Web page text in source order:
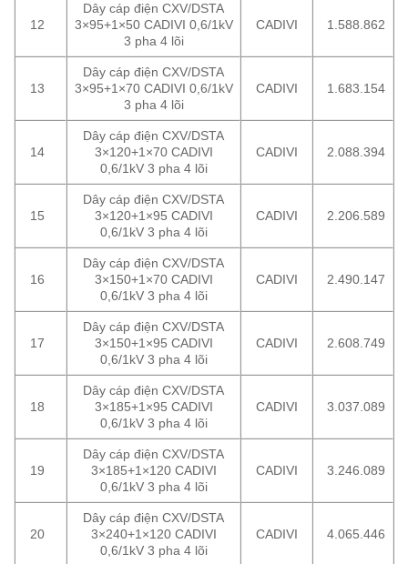
12
Dây cáp điện CXV/DSTA
3×95+1×50 CADIVI 0,6/1kV
3 pha 4 lõi
CADIVI 1.588.862
13
Dây cáp điện CXV/DSTA
3×95+1×70 CADIVI 0,6/1kV
3 pha 4 lõi
CADIVI 1.683.154
14
Dây cáp điện CXV/DSTA
3×120+1×70 CADIVI
0,6/1kV 3 pha 4 lõi
CADIVI 2.088.394
15
Dây cáp điện CXV/DSTA
3×120+1×95 CADIVI
0,6/1kV 3 pha 4 lõi
CADIVI 2.206.589
16
Dây cáp điện CXV/DSTA
3×150+1×70 CADIVI
0,6/1kV 3 pha 4 lõi
CADIVI 2.490.147
17
Dây cáp điện CXV/DSTA
3×150+1×95 CADIVI
0,6/1kV 3 pha 4 lõi
CADIVI 2.608.749
18
Dây cáp điện CXV/DSTA
3×185+1×95 CADIVI
0,6/1kV 3 pha 4 lõi
CADIVI 3.037.089
19
Dây cáp điện CXV/DSTA
3×185+1×120 CADIVI
0,6/1kV 3 pha 4 lõi
CADIVI 3.246.089
20
Dây cáp điện CXV/DSTA
3×240+1×120 CADIVI
0,6/1kV 3 pha 4 lõi
CADIVI 4.065.446